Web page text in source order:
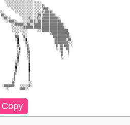
░░░░░░░░░░░░░░░░░░░░░░
░      ░░░░░░░░░░░░░░░░░░░░░▒░
▒       ░░░░░░░░░░░░░░░░░░░░▒▒▒░
░▒░        ░░░░░░░░░░░░░░░░▒░▒▒▒▒░
▒▒░        ░░░░░░░░░░░░▒▒░▒▒▒▒▒▒▒░
░▒▒░░       ░░░░▒░░░░▒░░▒▒▒▒▒▒▒▒▒▒░
░░▒▒▒░░    ░░░░▒▒▒░░▒▒▒▒▒▒▒▒▒▒▒▒▒▒
░░░▒▒▒▒▒░░▒▒░░▒▒▒▒▒▒▒▒▒▒▒▒▒▒▒▒▒▒░
░░░░░░░░▒▒▒▒▒▒▒▒▒▒▒▒▒▒▒▒▒▒▒▒▒▒▒▒▒░
░░░░ ░░░░      ░░░▒▒▒▒▒▒▒▒▒▒▒▒▒▒▒▒
░░  ░░░              ░▒▒▒▒▒▒▒▒▒▒▒
▒▒   ▒░                ▒▒▒▒▒▒▒▒▒▒░
░▓   ░▓                 ▒▒▒▒▒▒▒░▒▒
▓    ▒░                ▒▒▒▒▒▒▒▒░░░
▒░   ░▒                 ▒ ▒▒ ▒▒▒ ░
░▓    ▒░                ░ ▒▒  ▒▒
░▒    ▒▒                  ░▒   ▒
▒░    ░▒                   ▒   ░
▓     ░▒                   ░
░▒      ▒
▒░      ▓
▓       ▓
▒       ▓
▒░       ▒
░▒        ▒
▒░        ░░
░▒▒▒▒▒▒░   ░░░░░▒░
░░      ░▒▒▒░░